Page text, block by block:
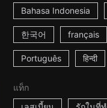
Bahasa Indonesia
한국어 français
Português हिन्दी
แท็ก